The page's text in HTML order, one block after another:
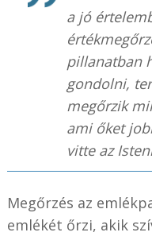
a jó
pillanatban
gondolni,
megőrzik
ami őket
vitte az
Megőrzés az
emlékét őrzi, akik